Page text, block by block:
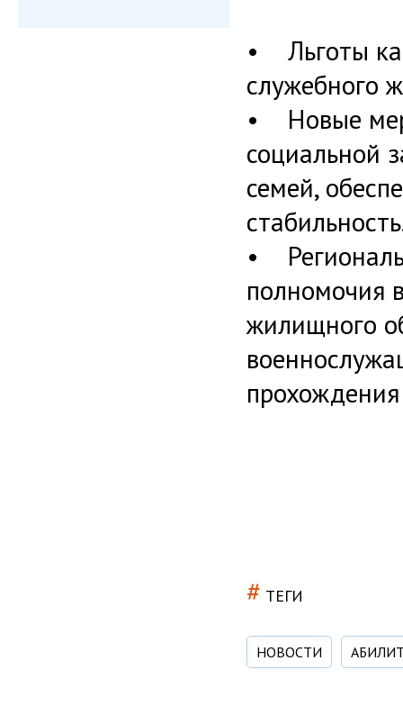
• Льготы
служебного
• Новые
социальной
семей,
•
полномочия
жилищного
# ТЕГИ
НОВОСТИ